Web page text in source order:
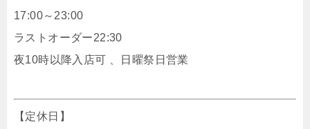
17:00～23:00
ラストオーダー22:30
夜10時以降入店可 、日曜祭日営業
【定休日】